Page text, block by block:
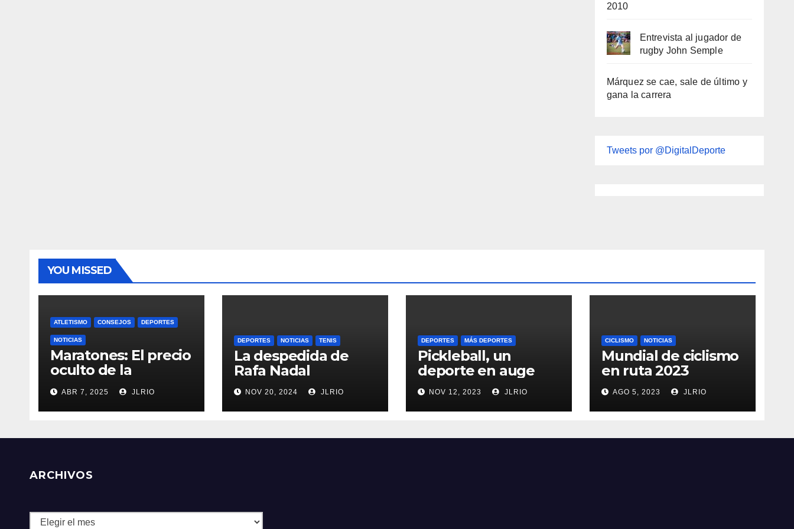
2010
Entrevista al jugador de
rugby John Semple
Márquez se cae, sale de último y
gana la carrera
Tweets por @DigitalDeporte
YOU MISSED
ATLETISMO CONSEJOS DEPORTES
NOTICIAS
Maratones: El precio
oculto de la
resistencia
ABR 7, 2025 JLRIO
DEPORTES NOTICIAS TENIS
La despedida de
Rafa Nadal
NOV 20, 2024 JLRIO
DEPORTES MÁS DEPORTES
Pickleball, un
deporte en auge
NOV 12, 2023 JLRIO
CICLISMO NOTICIAS
Mundial de ciclismo
en ruta 2023
AGO 5, 2023 JLRIO
ARCHIVOS
Archivos